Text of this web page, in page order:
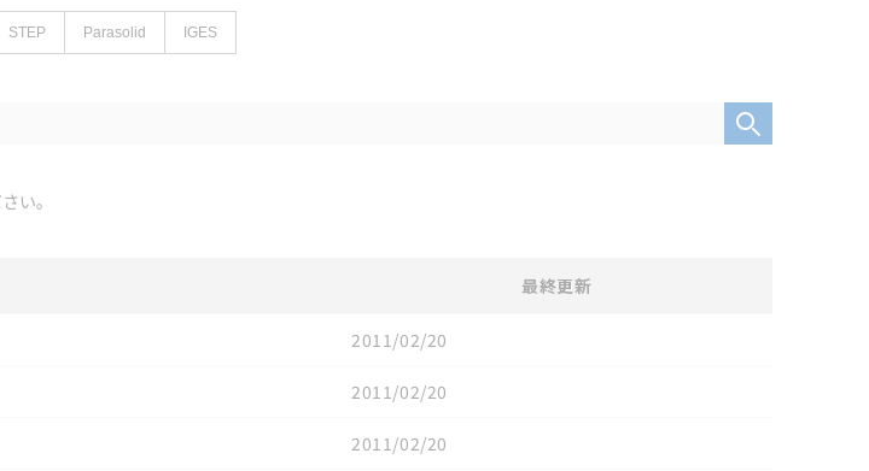
STEP Parasolid IGES
い。
最終更新
2011/02/20
2011/02/20
2011/02/20